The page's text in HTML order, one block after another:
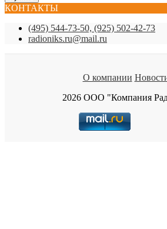
КОНТАКТЫ
(495) 544-73-50, (925) 502-42-73
radioniks.ru@mail.ru
О компании
2026 ООО "Компания